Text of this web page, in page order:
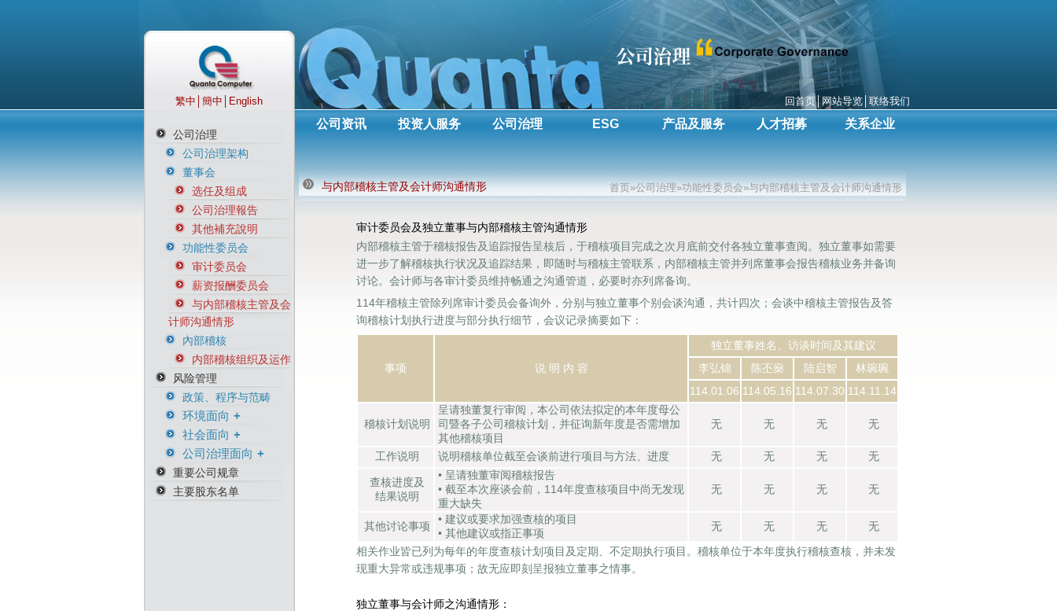
繁中 簡中 English 回首页│ 网站导览│ 联络我们
公司治理
公司治理架构
董事会
选任及组成
公司治理報告
其他補充說明
功能性委员会
审计委员会
薪资报酬委员会
与内部稽核主管及会
计师沟通情形
內部稽核
内部稽核组织及运作
风险管理
政策、程序与范畴
环境面向
环境危机风险
环境管理与职安相关
证书
社会面向
人权意识风险險
公司治理面向
商务因应风险
营运持续风险
重要公司规章
主要股东名单
公司资讯 投资人服务 公司治理 ESG 产品及服务 人才招募 关系企业
与内部稽核主管及会计师沟通情形 首页»公司治理»功能性委员会»与内部稽核主管及会计师沟通情形
审计委员会及独立董事与内部稽核主管沟通情形
内部稽核主管于稽核报告及追踪报告呈核后，于稽核项目完成之次月底前交付各独立董事查阅。独立董事如需要
进一步了解稽核执行状况及追踪结果，即随时与稽核主管联系，内部稽核主管并列席董事会报告稽核业务并备询
讨论。会计师与各审计委员维持畅通之沟通管道，必要时亦列席备询。
114年稽核主管除列席审计委员会备询外，分别与独立董事个别会谈沟通，共计四次；会谈中稽核主管报告及答
询稽核计划执行进度与部分执行细节，会议记录摘要如下：
事项 说 明 内 容
独立董事姓名、访谈时间及其建议
李弘锦
陈丕燊 陆启智
林琬琬
114.01.06 114.05.16 114.07.30 114.11.14
稽核计划说明
呈请独董复行审阅，本公司依法拟定的本年度母公
司暨各子公司稽核计划，并征询新年度是否需增加
其他稽核项目
无 无 无 无
工作说明 说明稽核单位截至会谈前进行项目与方法、进度 无 无 无 无
查核进度及
结果说明
• 呈请独董审阅稽核报告
• 截至本次座谈会前，114年度查核项目中尚无发现
重大缺失
无 无 无 无
其他讨论事项
• 建议或要求加强查核的项目
• 其他建议或指正事项
无 无 无
无
相关作业皆已列为每年的年度查核计划项目及定期、不定期执行项目。稽核单位于本年度执行稽核查核，并未发
现重大异常或违规事项；故无应即刻呈报独立董事之情事。
独立董事与会计师之沟通情形：